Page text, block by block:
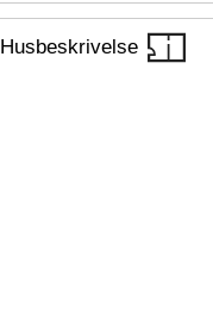
Husbeskrivelse